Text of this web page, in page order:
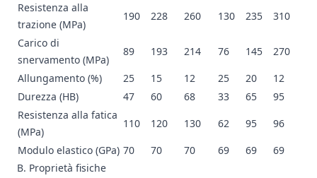
Resistenza alla
trazione (MPa)
190 228 260 130 235
310
Carico di
snervamento (MPa)
89 193 214 76 145
270
Allungamento (%)
25 15 12 25 20
12
Durezza (HB)
47 60 68 33 65
95
Resistenza alla fatica
(MPa)
110 120 130 62 95
96
Modulo elastico (GPa) 70 70 70 69 69
69
B. Proprietà fisiche